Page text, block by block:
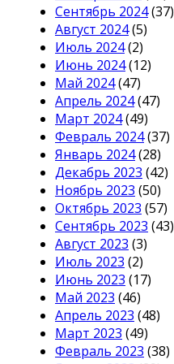
Сентябрь 2024(37)
Август 2024(5)
Июль 2024(2)
Июнь 2024(12)
Май 2024(47)
Апрель 2024(47)
Март 2024(49)
Февраль 2024(37)
Январь 2024(28)
Декабрь 2023 (42)
Ноябрь 2023 (50)
Октябрь 2023 (57)
Сентябрь 2023 (43)
Август 2023 (3)
Июль 2023 (2)
Июнь 2023 (17)
Май 2023 (46)
Апрель 2023 (48)
Март 2023 (49)
Февраль 2023 (38)